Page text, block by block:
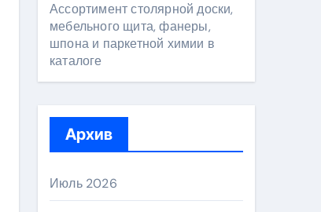
Ассортимент столярной доски,
мебельного щита, фанеры,
шпона и паркетной химии в
каталоге
Архив
Июль 2026